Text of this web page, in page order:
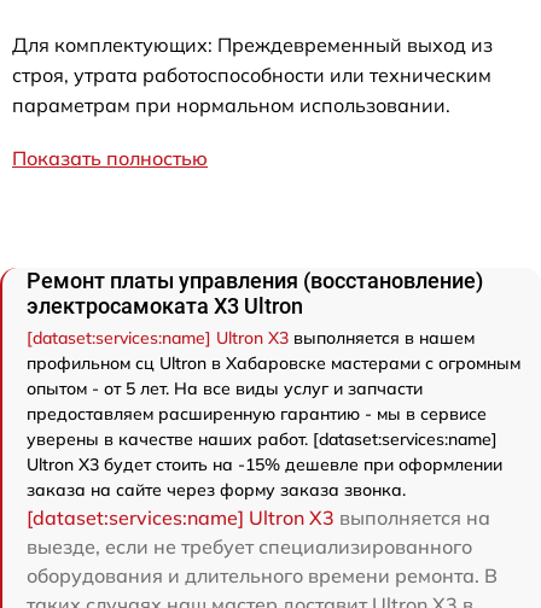
Для комплектующих: Преждевременный выход из
строя, утрата работоспособности или техническим
параметрам при нормальном использовании.
Показать полностью
Ремонт платы управления (восстановление)
электросамоката X3 Ultron
[dataset:services:name] Ultron X3 выполняется в нашем
профильном сц Ultron в Хабаровске мастерами с огромным
опытом - от 5 лет. На все виды услуг и запчасти
предоставляем расширенную гарантию - мы в сервисе
уверены в качестве наших работ. [dataset:services:name]
Ultron X3 будет стоить на -15% дешевле при оформлении
заказа на сайте через форму заказа звонка.
[dataset:services:name] Ultron X3 выполняется на
выезде, если не требует специализированного
оборудования и длительного времени ремонта. В